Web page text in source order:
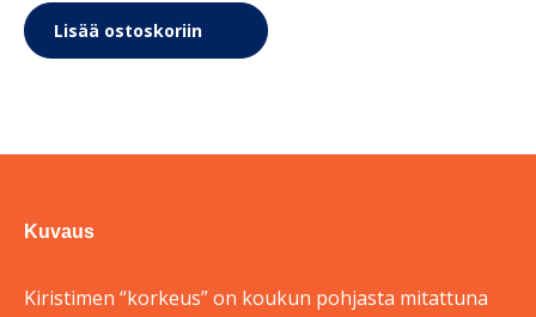
Lisää ostoskoriin
Kuvaus
Kiristimen “korkeus” on koukun pohjasta mitattuna